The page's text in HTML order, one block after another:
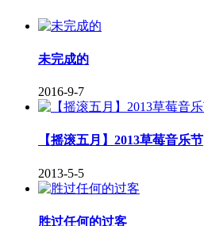
未完成的
2016-9-7
【摇滚五月】2013草莓音乐节
2013-5-5
胜过任何的过客